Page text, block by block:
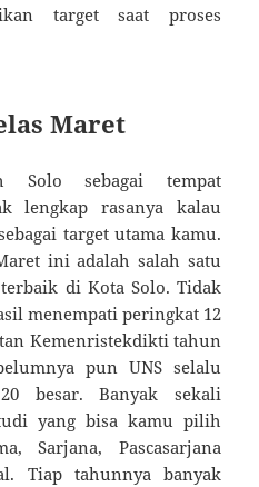
target saat proses
Maret
Solo sebagai tempat
lengkap rasanya kalau
target utama kamu.
ini adalah salah satu
di Kota Solo. Tidak
menempati peringkat 12
Kemenristekdikti tahun
pun UNS selalu
besar. Banyak sekali
yang bisa kamu pilih
Sarjana, Pascasarjana
Tiap tahunnya banyak